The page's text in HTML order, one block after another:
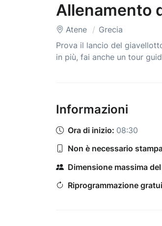
Allenamento
Atene
Grecia
Prova il lancio del
in più, fai anche un tour
Informazioni
Ora di inizio: 08:30
Non è necessario
Dimensione massima
Riprogrammazione